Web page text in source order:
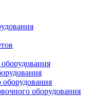
оборудования